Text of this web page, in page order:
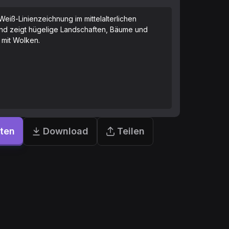
Linienzeichnung im mittelalterlichen
zeigt hügelige Landschaften, Bäume und
Wolken.
Download Teilen